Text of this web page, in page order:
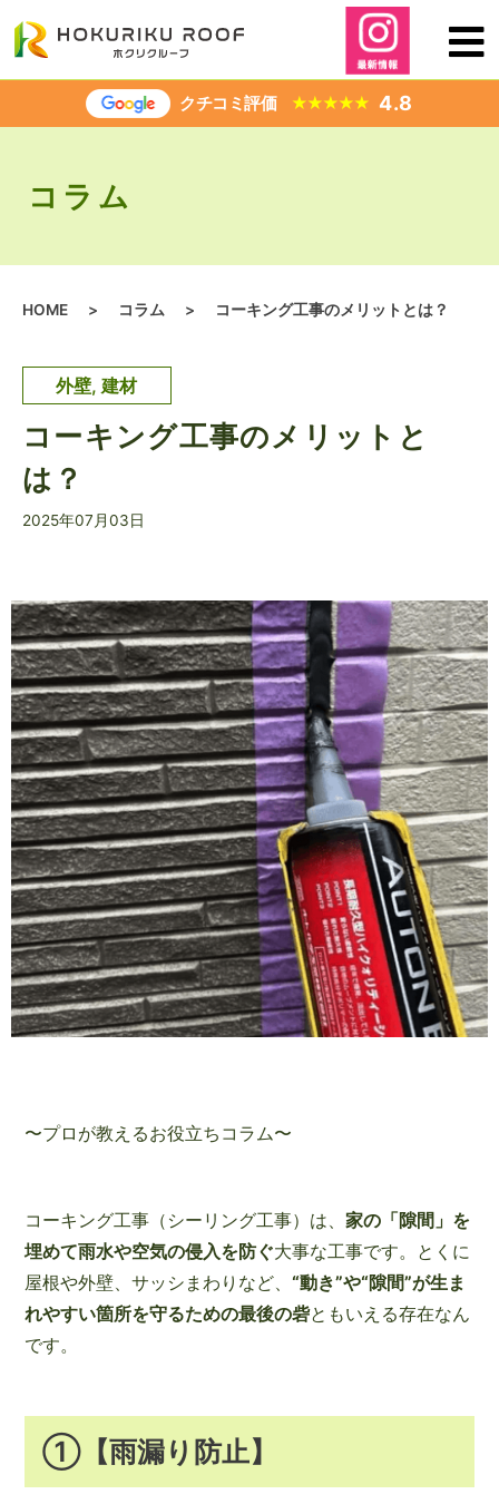
ス
クチコミ評価 ★★★★★ 4.8
コラム
HOME > コラム > コーキング工事のメリットとは？
外壁, 建材
コーキング工事のメリットと
は？
2025年07月03日
〜プロが教えるお役立ちコラム〜
コーキング工事（シーリング工事）は、 家の「隙間」を
埋めて雨水や空気の侵入を防ぐ大事な工事です。とくに
屋根や外壁、サッシまわりなど、 “動き”や“隙間”が生ま
れやすい箇所を守るための最後の砦ともいえる存在なん
です。
①【雨漏り防止】